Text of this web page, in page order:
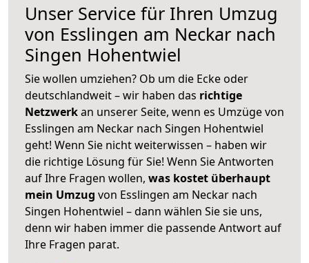
Unser Service für Ihren Umzug
von Esslingen am Neckar nach
Singen Hohentwiel
Sie wollen umziehen? Ob um die Ecke oder
deutschlandweit – wir haben das richtige
Netzwerkan unserer Seite, wenn es Umzüge von
Esslingen am Neckar nach Singen Hohentwiel
geht! Wenn Sie nicht weiterwissen – haben wir
die richtige Lösung für Sie! Wenn Sie Antworten
auf Ihre Fragen wollen, was kostet überhaupt
mein Umzug von Esslingen am Neckar nach
Singen Hohentwiel – dann wählen Sie sie uns,
denn wir haben immer die passende Antwort auf
Ihre Fragen parat.